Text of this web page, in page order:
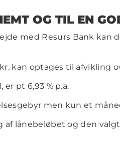
OG TIL EN
med Resurs Bank kan
kan optages til afvikling
er pt 6,93 % p.a.
men kun et
af lånebeløbet og den